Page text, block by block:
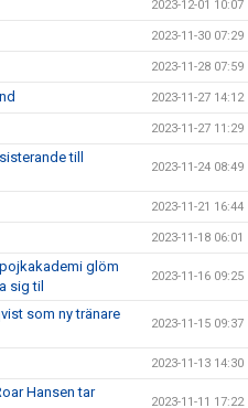
2023-12-01 10:07
2023-11-30 07:29
2023-11-28 07:59
2023-11-27 14:12
2023-11-27 11:29
till
2023-11-24 08:49
2023-11-21 16:44
2023-11-18 06:01
glöm
sig til
2023-11-16 09:25
som ny tränare
2023-11-15 09:37
2023-11-13 14:30
Hansen tar
2023-11-11 17:22